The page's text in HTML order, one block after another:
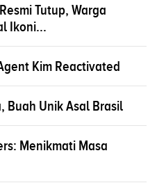
Tutup, Warga
Ikoni...
Kim Reactivated
Buah Unik Asal Brasil
Menikmati Masa